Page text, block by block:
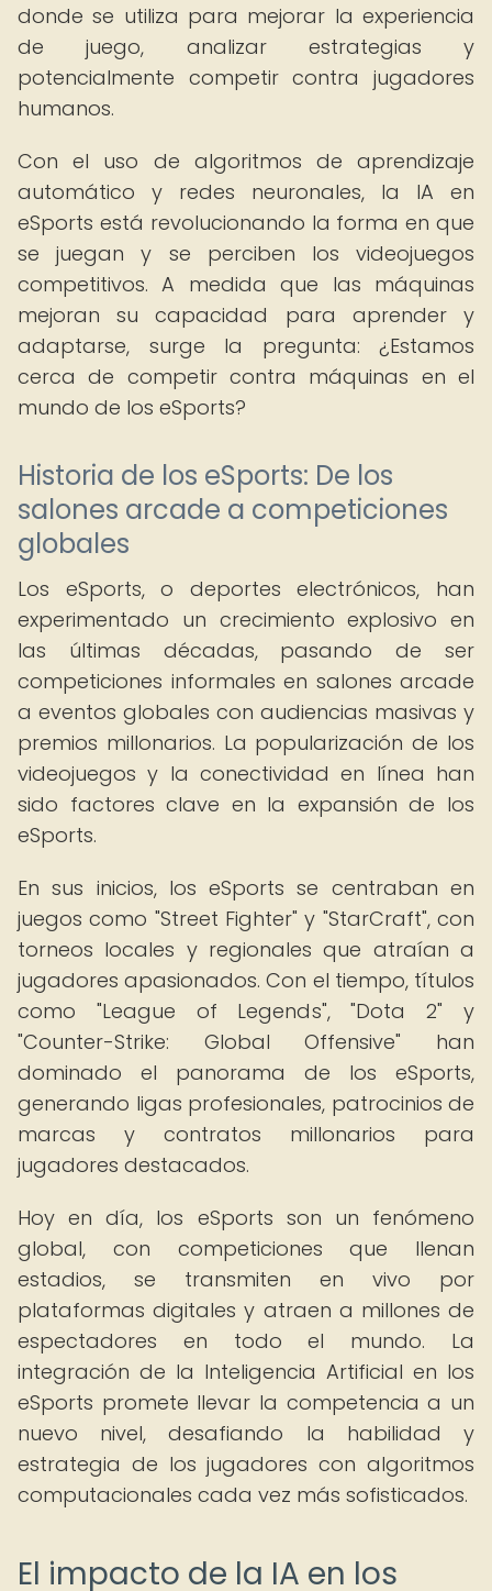
donde se utiliza para mejorar la experiencia
de juego, analizar estrategias y
potencialmente competir contra jugadores
humanos.
Con el uso de algoritmos de aprendizaje
automático y redes neuronales, la IA en
eSports está revolucionando la forma en que
se juegan y se perciben los videojuegos
competitivos. A medida que las máquinas
mejoran su capacidad para aprender y
adaptarse, surge la pregunta: ¿Estamos
cerca de competir contra máquinas en el
mundo de los eSports?
Historia de los eSports: De los
salones arcade a competiciones
globales
Los eSports, o deportes electrónicos, han
experimentado un crecimiento explosivo en
las últimas décadas, pasando de ser
competiciones informales en salones arcade
a eventos globales con audiencias masivas y
premios millonarios. La popularización de los
videojuegos y la conectividad en línea han
sido factores clave en la expansión de los
eSports.
En sus inicios, los eSports se centraban en
juegos como "Street Fighter" y "StarCraft", con
torneos locales y regionales que atraían a
jugadores apasionados. Con el tiempo, títulos
como "League of Legends", "Dota 2" y
"Counter-Strike: Global Offensive" han
dominado el panorama de los eSports,
generando ligas profesionales, patrocinios de
marcas y contratos millonarios para
jugadores destacados.
Hoy en día, los eSports son un fenómeno
global, con competiciones que llenan
estadios, se transmiten en vivo por
plataformas digitales y atraen a millones de
espectadores en todo el mundo. La
integración de la Inteligencia Artificial en los
eSports promete llevar la competencia a un
nuevo nivel, desafiando la habilidad y
estrategia de los jugadores con algoritmos
computacionales cada vez más sofisticados.
El impacto de la IA en los